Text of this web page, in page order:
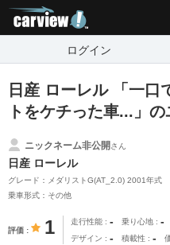
ログイン
日産 ローレル 「一口
トをケチった車...」
ニックネーム非公開さん
日産 ローレル
グレード：メダリストG(AT_2.0) 2001年式
乗車形式：その他
評価 1 走行性能 - 乗り心地 -
デザイン - 積載性 -